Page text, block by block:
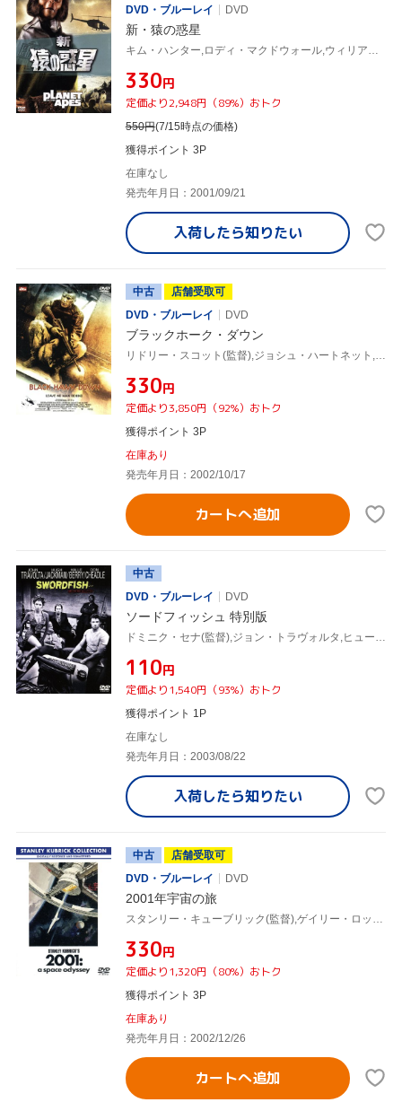
DVD・ブルーレイ DVD
新・猿の惑星
¥330円
定価より2,948円（89%）おトク
550円(7/15時点の価格)
獲得ポイント 3P
在庫なし
発売年月日：2001/09/21
入荷したら知りたい
中古
店舗受取可
DVD・ブルーレイ
DVD
ブラックホーク・ダウン
¥330円
定価より3,850円（92%）おトク
獲得ポイント 3P
在庫あり
発売年月日：2002/10/17
カートへ追加
中古
DVD・ブルーレイ
DVD
ソードフィッシュ 特別版
¥110円
定価より1,540円（93%）おトク
獲得ポイント 1P
在庫なし
発売年月日：2003/08/22
入荷したら知りたい
中古
店舗受取可
DVD・ブルーレイ
DVD
2001年宇宙の旅
¥330円
定価より1,320円（80%）おトク
獲得ポイント 3P
在庫あり
発売年月日：2002/12/26
カートへ追加